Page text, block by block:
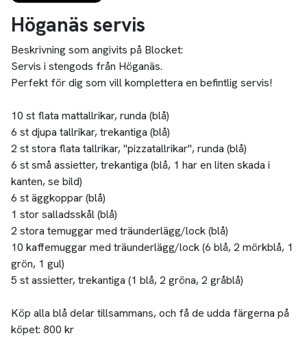
Höganäs servis
Beskrivning som angivits på Blocket:
Servis i stengods från Höganäs.
Perfekt för dig som vill komplettera en befintlig servis!
10 st flata mattallrikar, runda (blå)
6 st djupa tallrikar, trekantiga (blå)
2 st stora flata tallrikar, "pizzatallrikar", runda (blå)
6 st små assietter, trekantiga (blå, 1 har en liten skada i
kanten, se bild)
6 st äggkoppar (blå)
1 stor salladsskål (blå)
2 stora temuggar med träunderlägg/lock (blå)
10 kaffemuggar med träunderlägg/lock (6 blå, 2 mörkblå, 1
grön, 1 gul)
5 st assietter, trekantiga (1 blå, 2 gröna, 2 gråblå)
Köp alla blå delar tillsammans, och få de udda färgerna på
köpet: 800 kr